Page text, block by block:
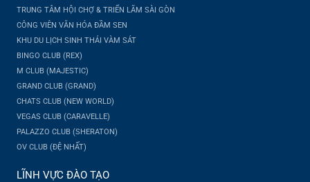
TRUNG TÂM HỘI CHỢ & TRIỂN LÃM SÀI GÒN
CÔNG VIÊN VĂN HÓA ĐẦM SEN
KHU DU LỊCH SINH THÁI VÀM SÁT
BINGO CLUB (REX)
M CLUB (MAJESTIC)
GRAND CLUB (GRAND)
CHATS CLUB (NEW WORLD)
VEGAS CLUB (CARAVELLE)
PALAZZO CLUB (SHERATON)
OV CLUB (ĐỆ NHẤT)
LĨNH VỰC ĐÀO TẠO